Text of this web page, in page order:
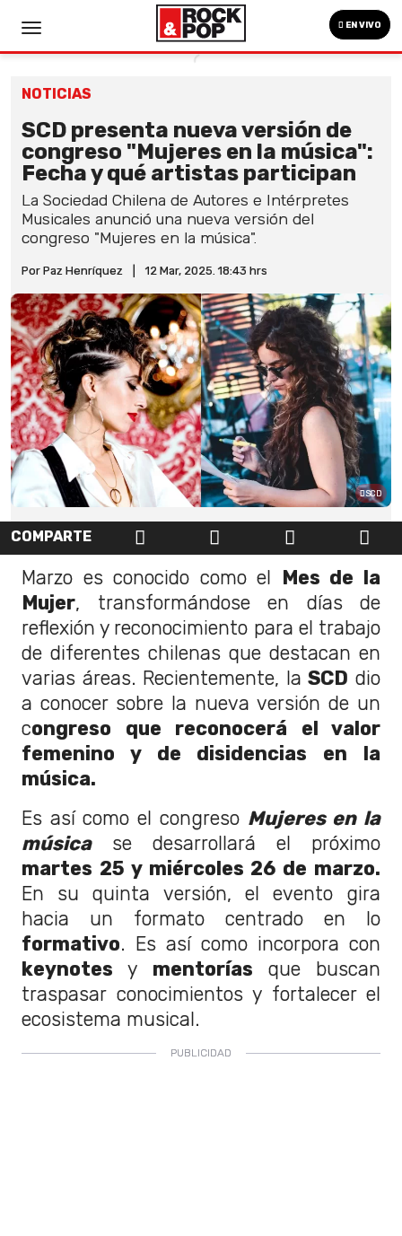
EN VIVO
NOTICIAS
SCD presenta nueva versión de
congreso "Mujeres en la música":
Fecha y qué artistas participan
La Sociedad Chilena de Autores e Intérpretes
Musicales anunció una nueva versión del
congreso "Mujeres en la música".
Por Paz Henríquez 12 Mar, 2025. 18:43 hrs
SCD
COMPARTE
Marzo es conocido como el Mes de la
Mujer, transformándose en días de
reflexión y reconocimiento para el trabajo
de diferentes chilenas que destacan en
varias áreas. Recientemente, laSCD dio
a conocer sobre la nueva versión de un
congreso que reconocerá el valor
femenino y de disidencias en la
música.
Es así como el congreso Mujeres en la
música
se desarrollará el próximo
martes 25 y miércoles 26 de marzo.
En su quinta versión, el evento gira
hacia un formato centrado en lo
formativo. Es así como incorpora con
keynotes y mentorías que buscan
traspasar conocimientos y fortalecer el
ecosistema musical.